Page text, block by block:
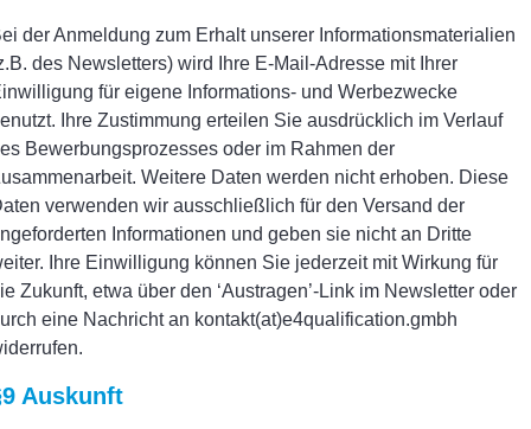
der Anmeldung zum Erhalt unserer Informationsmaterialien
des Newsletters) wird Ihre E-Mail-Adresse mit Ihrer
für eigene Informations- und Werbezwecke
Ihre Zustimmung erteilen Sie ausdrücklich im Verlauf
Bewerbungsprozesses oder im Rahmen der
Weitere Daten werden nicht erhoben. Diese
verwenden wir ausschließlich für den Versand der
Informationen und geben sie nicht an Dritte
Ihre Einwilligung können Sie jederzeit mit Wirkung für
Zukunft, etwa über den ‘Austragen’-Link im Newsletter oder
eine Nachricht an kontakt(at)e4qualification.gmbh
Auskunft